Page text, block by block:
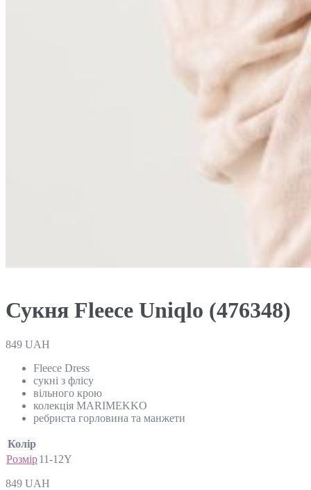
Сукня Fleece Uniqlo (476348)
849 UAH
Fleece Dress
сукні з флісу
вільного крою
колекція MARIMEKKO
ребриста горловина та манжети
Колір
Розмір11-12Y
849 UAH